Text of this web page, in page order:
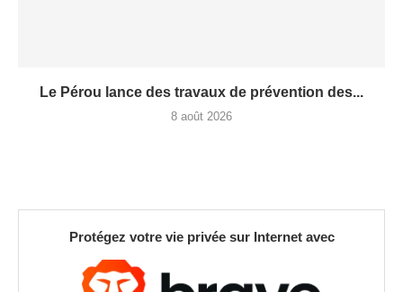
Le Pérou lance des travaux de prévention des...
8 août 2026
Protégez votre vie privée sur Internet avec